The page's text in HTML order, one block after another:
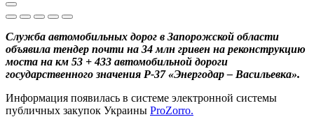
Служба автомобильных дорог в Запорожской области
объявила тендер почти на 34 млн гривен на реконструкцию
моста на км 53 + 433 автомобильной дороги
государственного значения Р-37 «Энергодар – Васильевка».
Информация появилась в системе электронной системы
публичных закупок Украины ProZorro.